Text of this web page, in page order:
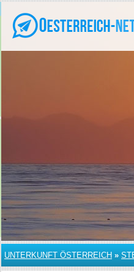
UNTERKUNFT ÖSTERREICH »